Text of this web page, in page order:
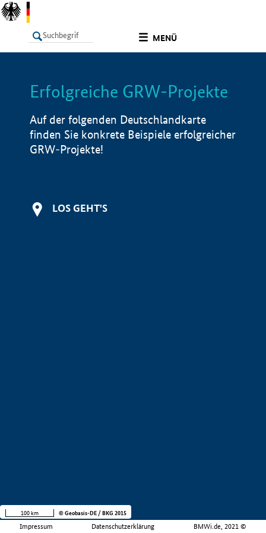
MENÜ
LISTE Info
Erfolgreiche GRW-Projekte
Auf der folgenden Deutschlandkarte
finden Sie konkrete Beispiele erfolgreicher
GRW-Projekte!
LOS GEHT'S
Impressum Datenschutzerklärung BMWi.de, 2021 ©
100 km © Geobasis-DE / BKG 2015